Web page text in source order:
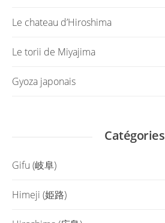
Le chateau d’Hiroshima
Le torii de Miyajima
Gyoza japonais
Catégories
Gifu (岐阜)
Himeji (姫路)